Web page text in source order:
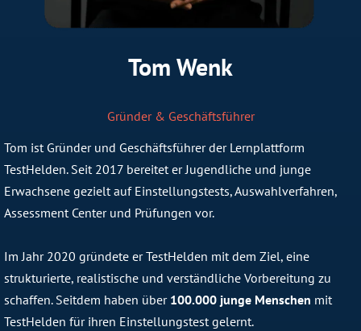
Tom Wenk
Gründer & Geschäftsführer
Tom ist Gründer und Geschäftsführer der Lernplattform
TestHelden. Seit 2017 bereitet er Jugendliche und junge
Erwachsene gezielt auf Einstellungstests, Auswahlverfahren,
Assessment Center und Prüfungen vor.
Im Jahr 2020 gründete er TestHelden mit dem Ziel, eine
strukturierte, realistische und verständliche Vorbereitung zu
schaffen. Seitdem haben über 100.000 junge Menschen mit
TestHelden für ihren Einstellungstest gelernt.